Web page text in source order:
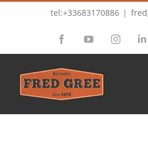
tel:+33683170886 |
FacebookYouTube